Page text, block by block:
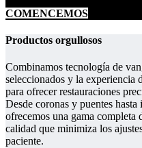
COMENCEMOS
Productos orgullosos
Combinamos tecnología de
seleccionados y la experiencia
para ofrecer restauraciones
Desde coronas y puentes
ofrecemos una gama
calidad que minimiza los
paciente.